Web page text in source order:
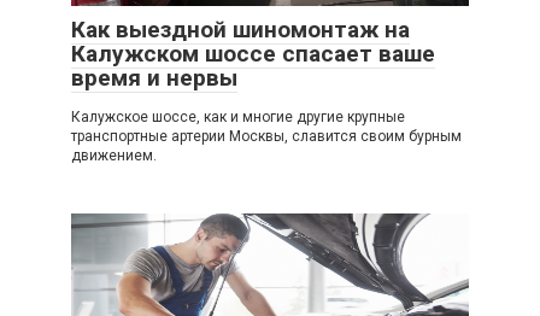
Как выездной шиномонтаж на
Калужском шоссе спасает ваше
время и нервы
Калужское шоссе, как и многие другие крупные
транспортные артерии Москвы, славится своим бурным
движением.